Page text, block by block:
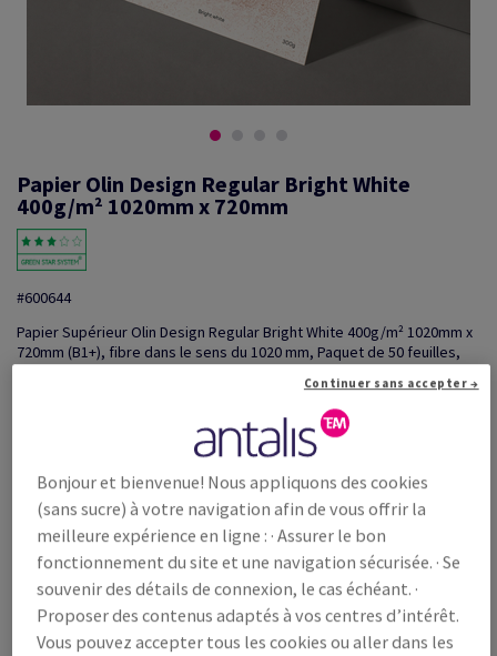
Papier Olin Design Regular Bright White
400g/m² 1020mm x 720mm
#600644
Papier Supérieur Olin Design Regular Bright White 400g/m² 1020mm x
720mm (B1+), fibre dans le sens du 1020 mm, Paquet de 50 feuilles,
FSC mix Credit
Promotions: Offre temporaire! Jusqu'à 20% de remise sur
Prix TTC
€ 4 543,16 22,21% OFF
WEB Prix promo TTC
€ 3 534,08
/ 1 000 feuille(s)
Bonjour et bienvenue! Nous appliquons des cookies
(sans sucre) à votre navigation afin de vous offrir la
meilleure expérience en ligne : · Assurer le bon
fonctionnement du site et une navigation sécurisée. · Se
souvenir des détails de connexion, le cas échéant. ·
Proposer des contenus adaptés à vos centres d’intérêt.
Vous pouvez accepter tous les cookies ou aller dans les
Continuer sans accepter →